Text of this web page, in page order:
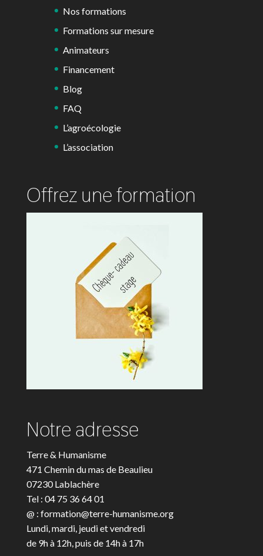
Nos formations
Formations sur mesure
Animateurs
Financement
Blog
FAQ
L’agroécologie
L’association
Offrez une formation
Notre adresse
Terre & Humanisme
471 Chemin du mas de Beaulieu
07230 Lablachère
Tel : 04 75 36 64 01
@ : formation@terre-humanisme.org
Lundi, mardi, jeudi et vendredi
de 9h à 12h, puis de 14h à 17h